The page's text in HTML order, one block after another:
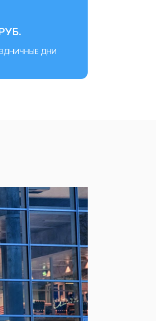
ДНИ